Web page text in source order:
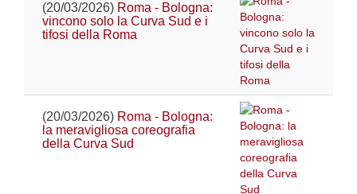
(20/03/2026) Roma - Bologna:
vincono solo la Curva Sud e i
tifosi della Roma
(20/03/2026) Roma - Bologna:
la meravigliosa coreografia
della Curva Sud